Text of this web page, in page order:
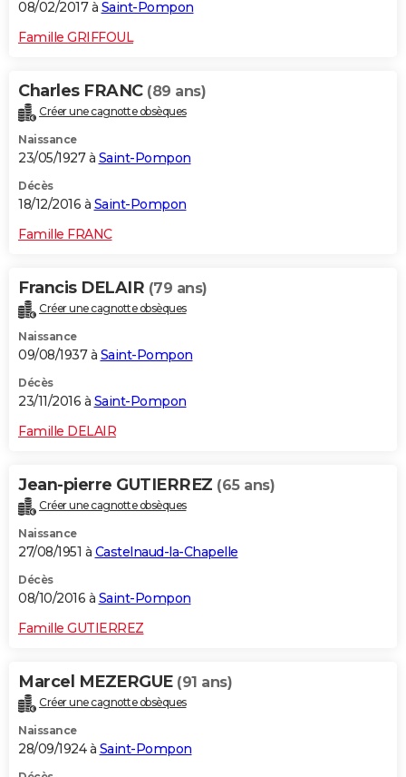
08/02/2017 à Saint-Pompon
Famille GRIFFOUL
Charles FRANC (89 ans)
Créer une cagnotte obsèques
Naissance
23/05/1927 à Saint-Pompon
Décès
18/12/2016 à Saint-Pompon
Famille FRANC
Francis DELAIR (79 ans)
Créer une cagnotte obsèques
Naissance
09/08/1937 à Saint-Pompon
Décès
23/11/2016 à Saint-Pompon
Famille DELAIR
Jean-pierre GUTIERREZ (65 ans)
Créer une cagnotte obsèques
Naissance
27/08/1951 à Castelnaud-la-Chapelle
Décès
08/10/2016 à Saint-Pompon
Famille GUTIERREZ
Marcel MEZERGUE (91 ans)
Créer une cagnotte obsèques
Naissance
28/09/1924 à Saint-Pompon